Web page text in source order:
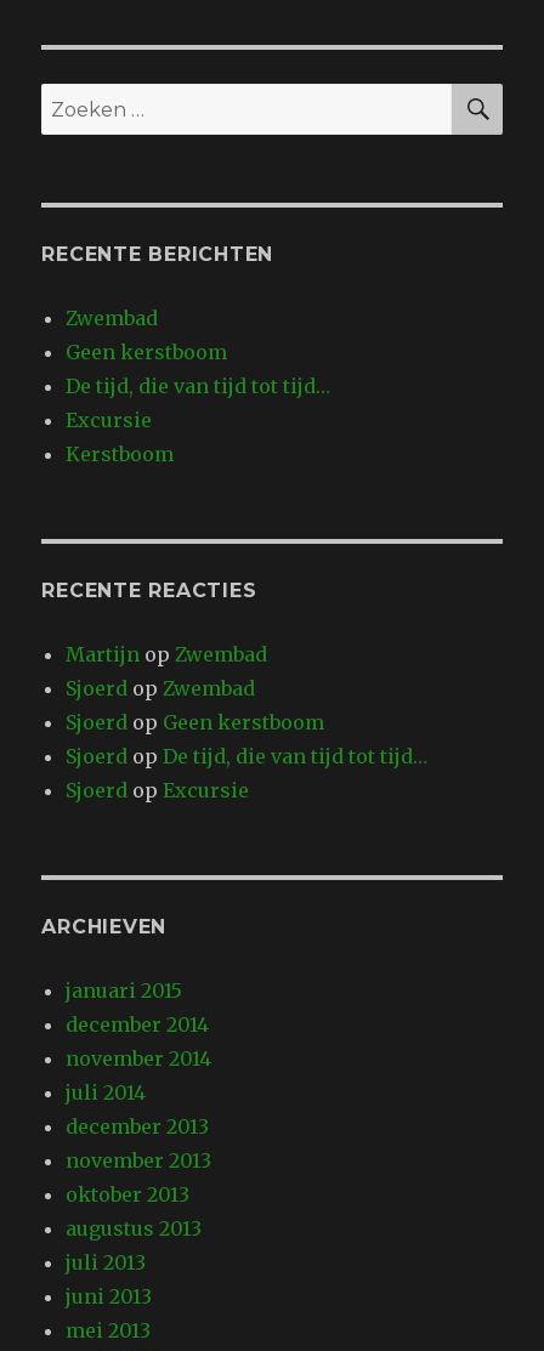
Zoeken
naar:
RECENTE BERICHTEN
Zwembad
Geen kerstboom
De tijd, die van tijd tot tijd…
Excursie
Kerstboom
RECENTE REACTIES
Martijn opZwembad
Sjoerd opZwembad
Sjoerd op Geen kerstboom
Sjoerd opDe tijd, die van tijd tot tijd…
Sjoerd opExcursie
ARCHIEVEN
januari 2015
december 2014
november 2014
juli 2014
december 2013
november 2013
oktober 2013
augustus 2013
juli 2013
juni 2013
mei 2013